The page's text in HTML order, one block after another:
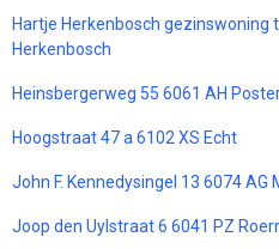
Hartje Herkenbosch gezinswoning
Herkenbosch
Heinsbergerweg 55 6061 AH
Hoogstraat 47 a 6102 XS Echt
John F. Kennedysingel 13 6074 AG
Joop den Uylstraat 6 6041 PZ